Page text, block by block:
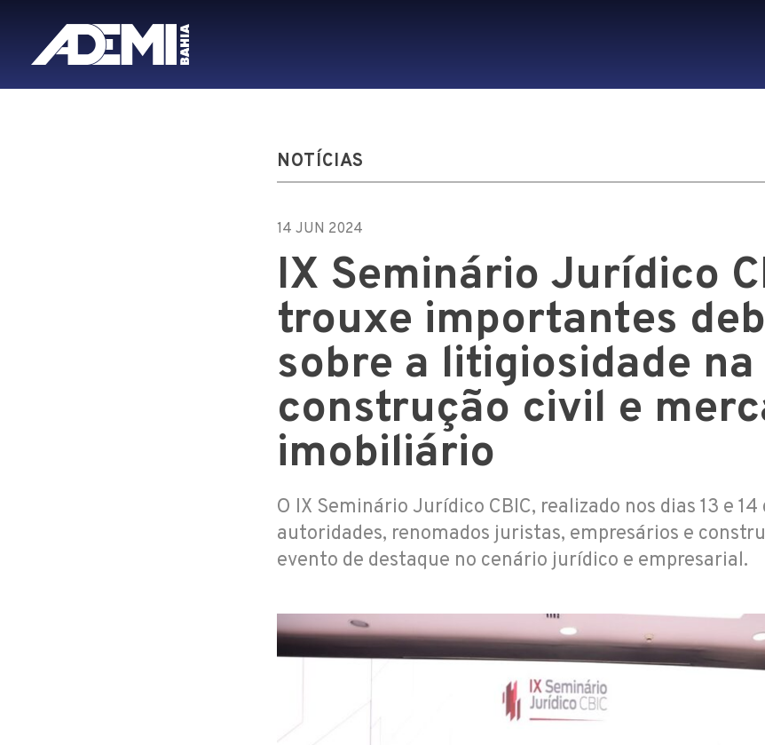
NOTÍCIAS
14 JUN 2024
IX Seminário Jurídico
trouxe importantes
sobre a litigiosidade na
construção civil e
imobiliário
O IX Seminário Jurídico CBIC, realizado nos dias 13 e
autoridades, renomados juristas, empresários e
evento de destaque no cenário jurídico e empresarial.